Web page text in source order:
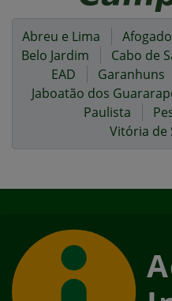
Abreu e Lima
Belo Jardim
Cabo de
EAD
Garanhuns
Jaboatão dos
Paulista
Vitória de